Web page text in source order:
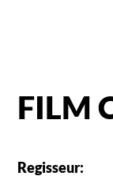
FILM
Regisseur: